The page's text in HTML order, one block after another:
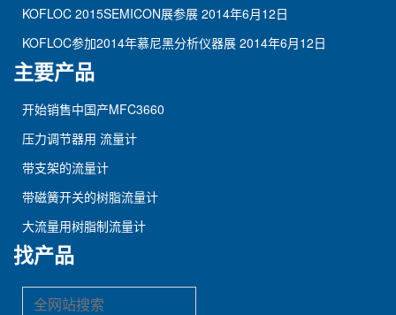
KOFLOC 2015SEMICON展参展 2014年6月12日
KOFLOC参加2014年慕尼黑分析仪器展 2014年6月12日
主要产品
开始销售中国产MFC3660
压力调节器用 流量计
带支架的流量计
带磁簧开关的树脂流量计
大流量用树脂制流量计
找产品